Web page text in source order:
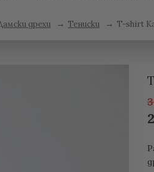
дрехи Тениски T-shirt